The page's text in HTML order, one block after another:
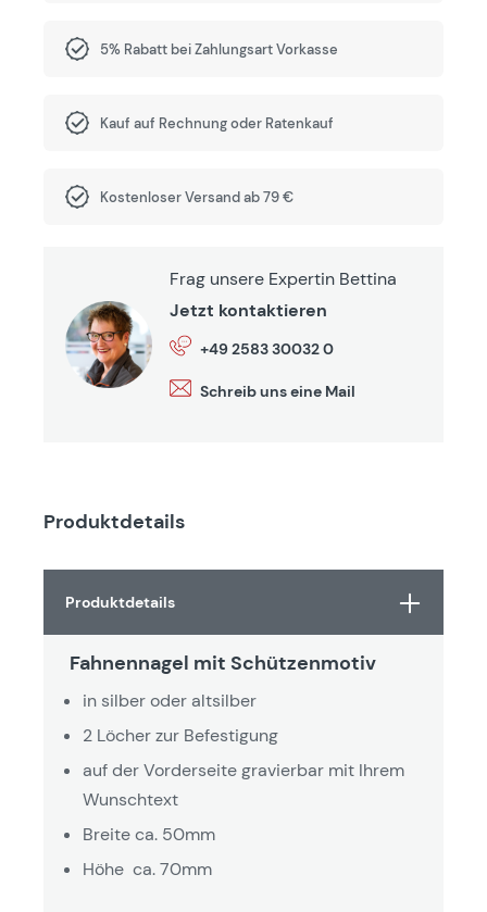
5% Rabatt bei Zahlungsart Vorkasse
Kauf auf Rechnung oder Ratenkauf
Kostenloser Versand ab 79 €
Frag unsere Expertin Bettina
Jetzt kontaktieren
+49 2583 30032 0
Schreib uns eine Mail
Produktdetails
Produktdetails
Fahnennagel mit Schützenmotiv
in silber oder altsilber
2 Löcher zur Befestigung
auf der Vorderseite gravierbar mit Ihrem
Wunschtext
Breite ca. 50mm
Höhe ca. 70mm